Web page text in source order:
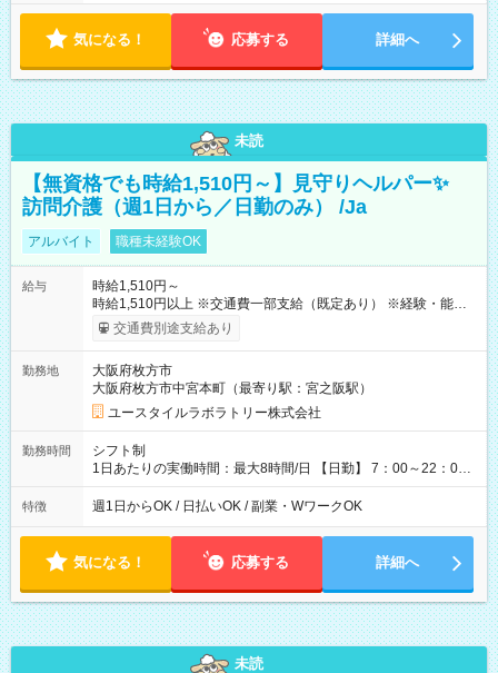
気になる！ 応募する 詳細へ
未読
【無資格でも時給1,510円～】見守りヘルパー✨
訪問介護（週1日から／日勤のみ） /Ja
アルバイト 職種未経験OK
給与
時給1,510円～
時給1,510円以上 ※交通費一部支給（既定あり） ※経験・能力を
考慮して決定します 【収入例】 週1回勤務の場合：1,510円×8時
間×4回=4万8,320円 週3回勤務の場合：1,510円×8時間×12回
1,600円 【試用期間】試用期間あり 試用期間の長さ：2ヶ月
※ 雇用形態と給与に、本採用時と異なる部分があります。 雇用
形態：本採用時と同じです。 給与：時給 1,180円以上
交通費別途支給あり
勤務地
大阪府枚方市
大阪府枚方市中宮本町（最寄り駅：宮之阪駅）
ユースタイルラボラトリー株式会社
勤務時間
シフト制
1日あたりの実働時間：最大8時間/日 【日勤】 7：00～22：00
の間で4～8時間勤務（休憩時間は法定通り） ※週1日～OK ／ 1
日4時間から勤務OK ／ 夜勤なし ＊＊ 勤務時間例 ＊＊ ■7時
変動 ※曜日固定（毎週同じ曜日勤務）
特徴 週1日からOK / 日払いOK / 副業・WワークOK
気になる！ 応募する 詳細へ
未読